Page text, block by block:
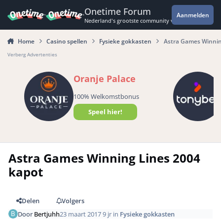
Onetime Forum
Nederland's grootste community voor de
Aanmelden
Home Casino spellen Fysieke gokkasten Astra Games
Verberg Advertenties
Oranje Palace
100% Welkomstbonus
Speel hier!
Astra Games Winning Lines 2004
kapot
Delen
Volgers
DoorBertjuhh23 maart 20179 jr in Fysieke gokkasten